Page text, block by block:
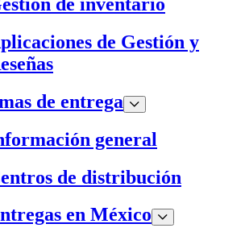
de Gestión y
de entrega
general
de distribución
en México